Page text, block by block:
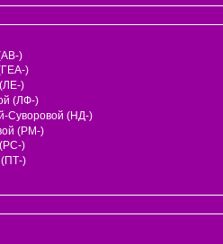
)
)
)
(ЛФ-)
Суворовой (НД-)
(РМ-)
)
(ПТ-)